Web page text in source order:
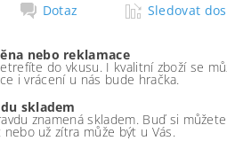
Dotaz Sledovat
nebo reklamace
do vkusu. I kvalitní zboží se
i vrácení u nás bude hračka.
skladem
znamená skladem. Buď si
nebo už zítra může být u Vás.